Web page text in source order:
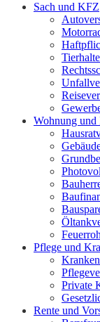
Sach und KFZ
Wohnung und
Pflege und
Private
Rente und